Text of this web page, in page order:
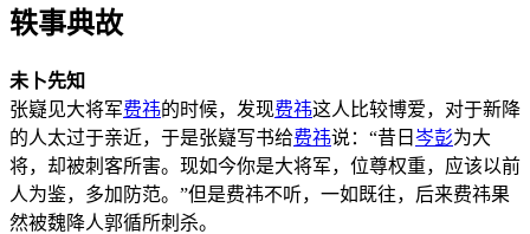
轶事典故
未卜先知
张嶷见大将军费祎的时候，发现费祎这人比较博爱，对于新降
的人太过于亲近，于是张嶷写书给费祎说：“昔日 岑彭为大
将，却被刺客所害。现如今你是大将军，位尊权重，应该以前
人为鉴，多加防范。”但是费祎不听，一如既往，后来费祎果
然被魏降人郭循所刺杀。